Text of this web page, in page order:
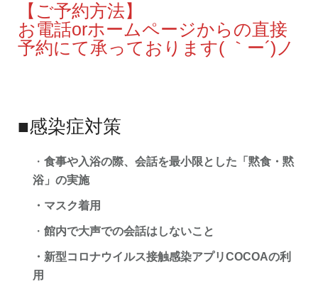
【ご予約方法】
お電話orホームページからの直接
予約にて承っております( ｀ー´)ノ
■感染症対策
・ 食事や入浴の際、会話を最小限とした「黙食・黙
浴」の実施
・マスク着用
・ 館内で大声での会話はしないこと
・新型コロナウイルス接触感染アプリCOCOAの利
用